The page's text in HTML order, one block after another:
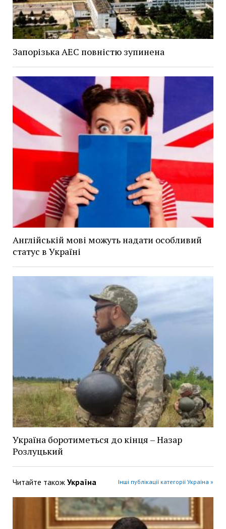
Запорізька АЕС повністю зупинена
Англійській мові можуть надати особливий
статус в Україні
Україна боротиметься до кінця – Назар
Розлуцький
Читайте також Україна Інші публікації категорії Україна »